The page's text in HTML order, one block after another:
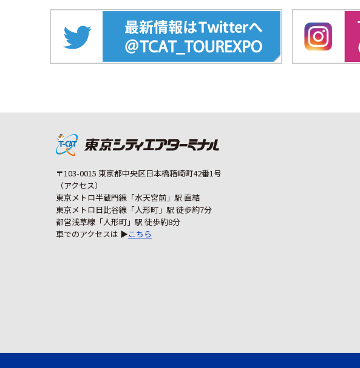
〒103-0015 東京都中央区日本橋箱崎町42番1号
（アクセス）
東京メトロ半蔵門線「水天宮前」駅 直結
東京メトロ日比谷線「人形町」駅 徒歩約7分
都営浅草線「人形町」駅 徒歩約8分
車でのアクセスは ▶こちら